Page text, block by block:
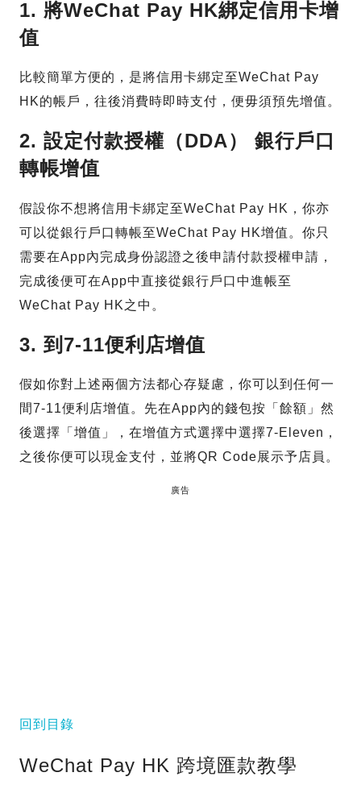
1. 將WeChat Pay HK綁定信用卡增
值
比較簡單方便的，是將信用卡綁定至WeChat Pay
HK的帳戶，往後消費時即時支付，便毋須預先增值。
2. 設定付款授權（DDA） 銀行戶口
轉帳增值
假設你不想將信用卡綁定至WeChat Pay HK，你亦
可以從銀行戶口轉帳至WeChat Pay HK增值。你只
需要在App內完成身份認證之後申請付款授權申請，
完成後便可在App中直接從銀行戶口中進帳至
WeChat Pay HK之中。
3. 到7-11便利店增值
假如你對上述兩個方法都心存疑慮，你可以到任何一
間7-11便利店增值。先在App內的錢包按「餘額」然
後選擇「增值」，在增值方式選擇中選擇7-Eleven，
之後你便可以現金支付，並將QR Code展示予店員。
廣告
回到目錄
WeChat Pay HK 跨境匯款教學